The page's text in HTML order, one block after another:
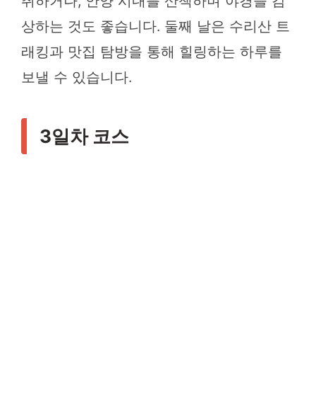
상하는 것도 좋습니다. 둘째 날은 수리산 트
래킹과 맛집 탐방을 통해 힐링하는 하루를
보낼 수 있습니다.
3일차 코스